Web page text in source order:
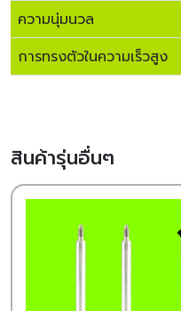
ความนุ่มนวล
การทรงตัวในความเร็วสูง
สินค้ารุ่นอื่นๆ